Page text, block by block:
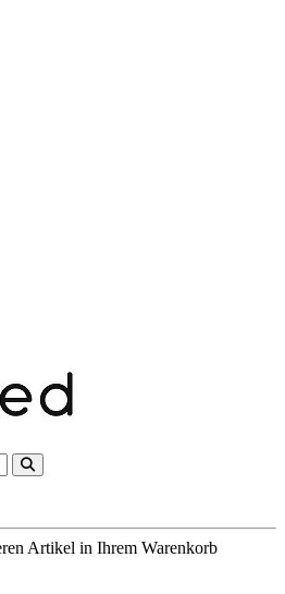
Artikel in Ihrem Warenkorb